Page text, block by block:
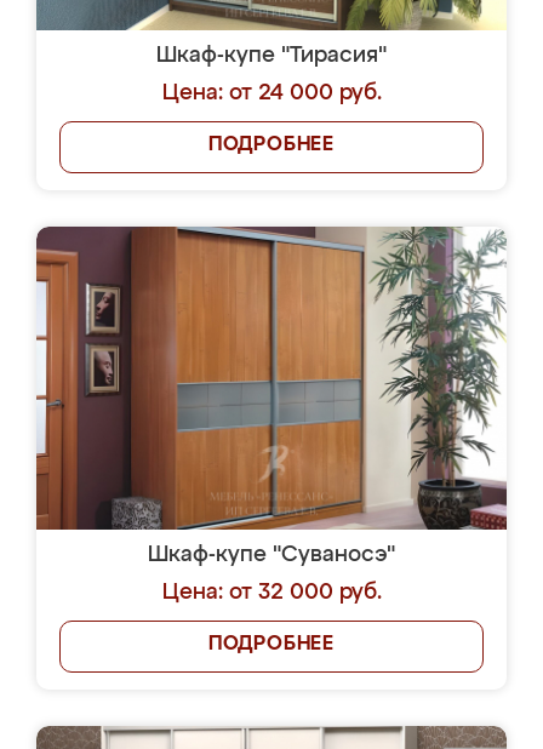
Шкаф-купе "Тирасия"
Цена: от 24 000 руб.
ПОДРОБНЕЕ
Шкаф-купе "Суваносэ"
Цена: от 32 000 руб.
ПОДРОБНЕЕ